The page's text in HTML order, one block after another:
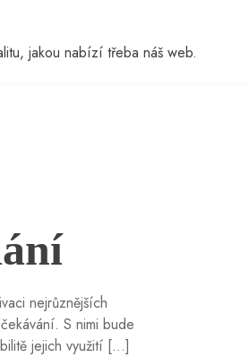
jakou nabízí třeba náš web.
nejrůznějších
S nimi bude
jejich využití […]